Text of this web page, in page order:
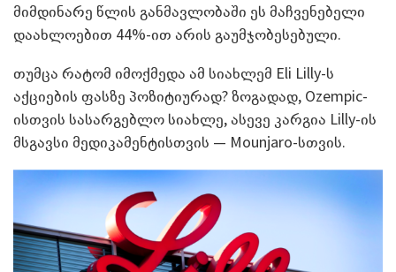
მიმდინარე წლის განმავლობაში ეს მაჩვენებელი
დაახლოებით 44%-ით არის გაუმჯობესებული.
თუმცა რატომ იმოქმედა ამ სიახლემ Eli Lilly-ს
აქციების ფასზე პოზიტიურად? ზოგადად, Ozempic-
ისთვის სასარგებლო სიახლე, ასევე კარგია Lilly-ის
მსგავსი მედიკამენტისთვის — Mounjaro-სთვის.